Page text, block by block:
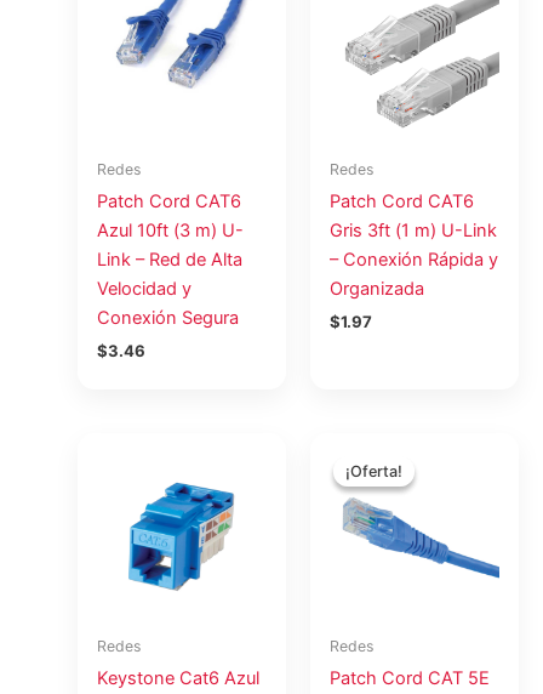
Redes
Patch Cord CAT6
Azul 10ft (3 m) U-
Link – Red de Alta
Velocidad y
Conexión Segura
$3.46
Redes
Patch Cord CAT6
Gris 3ft (1 m) U-Link
– Conexión Rápida y
Organizada
$1.97
Redes
Keystone Cat6 Azul
¡Oferta!
¡Oferta!
Redes
Patch Cord CAT 5E
precio
original
$2.45.